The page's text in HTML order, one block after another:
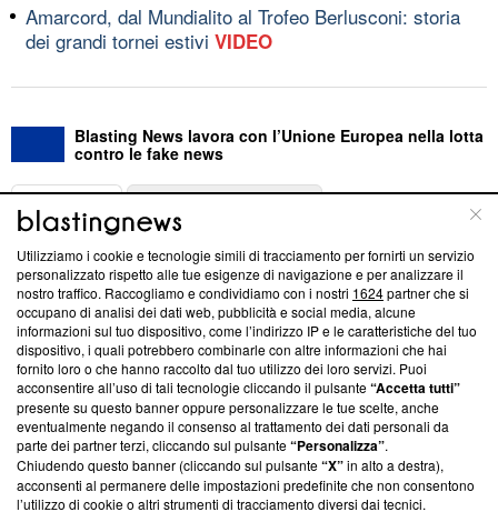
Amarcord, dal Mundialito al Trofeo Berlusconi: storia
dei grandi tornei estivi VIDEO
Blasting News lavora con l’Unione Europea nella lotta
contro le fake news
ABOUT
Questa sezione offre informazioni trasparenti su Blasting
News, sui nostri processi editoriali e su come ci impegniamo a
creare news di qualità. Inoltre, afferma la nostra aderenza a
‘Trust Project - News with Integrity’Blasting News non è
ancora membro del programma, ma ha richiesto di farne
parte; Trust Project non ha ancora effettuato una verifica di
conformità agli standard.
Su di noi
Team editoriale
Utilizziamo i cookie e tecnologie simili di tracciamento per fornirti un servizio
personalizzato rispetto alle tue esigenze di navigazione e per analizzare il
nostro traffico. Raccogliamo e condividiamo con i nostri 1624partner che si
occupano di analisi dei dati web, pubblicità e social media, alcune
informazioni sul tuo dispositivo, come l’indirizzo IP e le caratteristiche del tuo
dispositivo, i quali potrebbero combinarle con altre informazioni che hai
fornito loro o che hanno raccolto dal tuo utilizzo dei loro servizi. Puoi
acconsentire all’uso di tali tecnologie cliccando il pulsante“Accetta tutti”
presente su questo banner oppure personalizzare le tue scelte, anche
eventualmente negando il consenso al trattamento dei dati personali da
parte dei partner terzi, cliccando sul pulsante“Personalizza”.
Chiudendo questo banner (cliccando sul pulsante“X”in alto a destra),
acconsenti al permanere delle impostazioni predefinite che non consentono
l’utilizzo di cookie o altri strumenti di tracciamento diversi dai tecnici.